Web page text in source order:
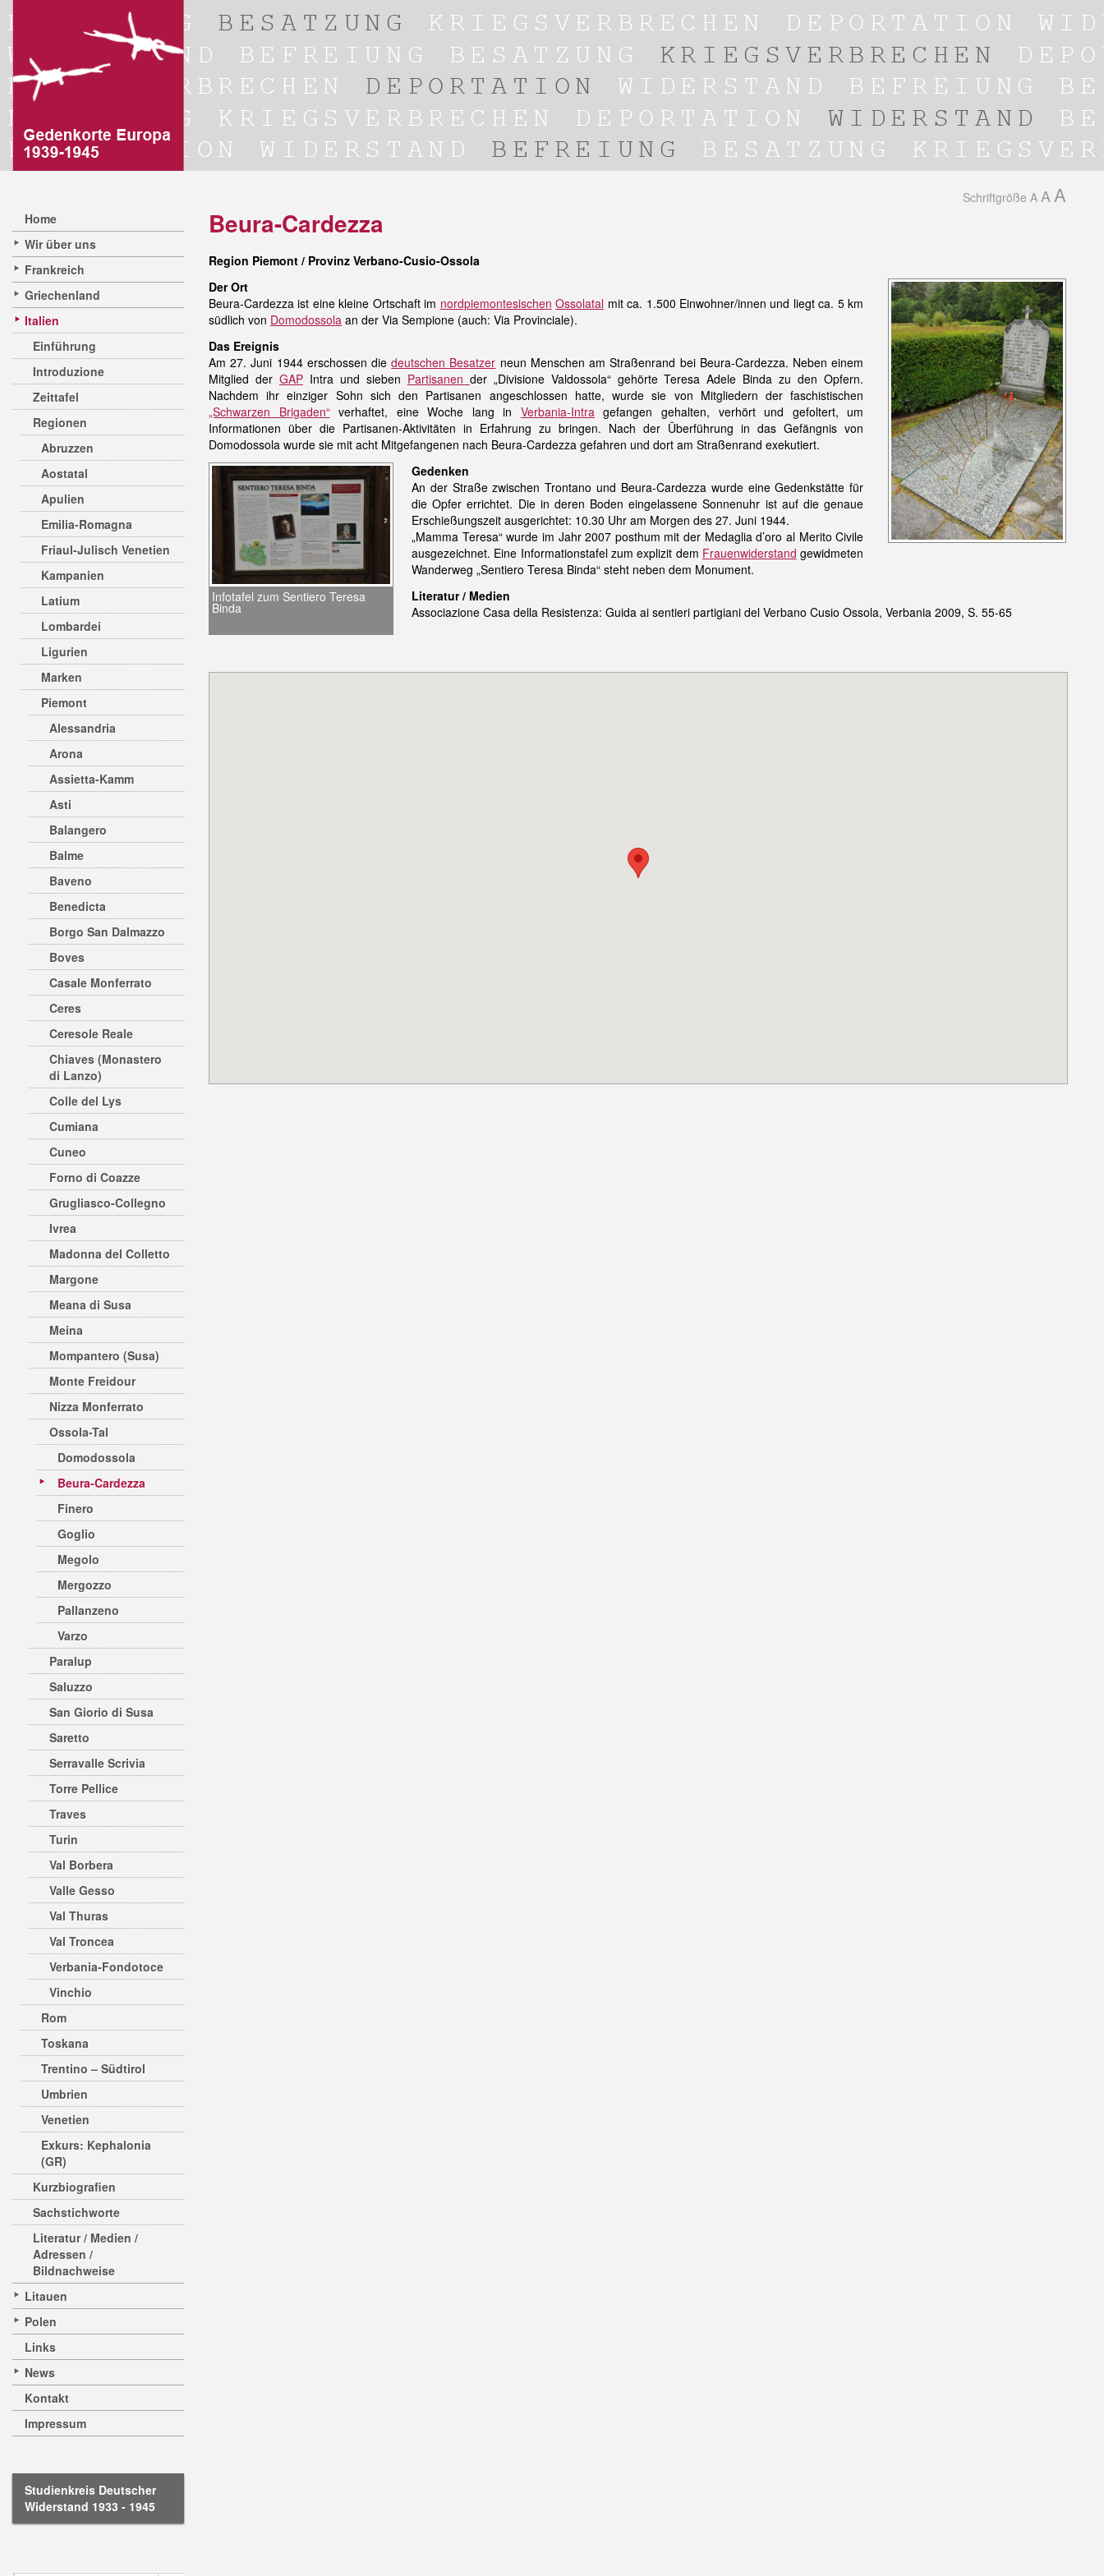
Home
Wir über uns
Frankreich
Griechenland
Italien
Einführung
Introduzione
Zeittafel
Regionen
Abruzzen
Aostatal
Apulien
Emilia-Romagna
Friaul-Julisch Venetien
Kampanien
Latium
Lombardei
Ligurien
Marken
Piemont
Alessandria
Arona
Assietta-Kamm
Asti
Balangero
Balme
Baveno
Benedicta
Borgo San Dalmazzo
Boves
Casale Monferrato
Ceres
Ceresole Reale
Chiaves (Monastero
di Lanzo)
Colle del Lys
Cumiana
Cuneo
Forno di Coazze
Grugliasco-Collegno
Ivrea
Madonna del Colletto
Margone
Meana di Susa
Meina
Mompantero (Susa)
Monte Freidour
Nizza Monferrato
Ossola-Tal
Domodossola
Beura-Cardezza
Finero
Goglio
Megolo
Mergozzo
Pallanzeno
Varzo
Paralup
Saluzzo
San Giorio di Susa
Saretto
Serravalle Scrivia
Torre Pellice
Traves
Turin
Val Borbera
Valle Gesso
Val Thuras
Val Troncea
Verbania-Fondotoce
Vinchio
Rom
Toskana
Trentino – Südtirol
Umbrien
Venetien
Exkurs: Kephalonia
(GR)
Kurzbiografien
Sachstichworte
Literatur / Medien /
Adressen /
Bildnachweise
Litauen
Polen
Links
News
Kontakt
Impressum
Studienkreis Deutscher
Widerstand 1933 - 1945
Schriftgröße A A A
Beura-Cardezza
Region Piemont / Provinz Verbano-Cusio-Ossola
Der Ort
Beura-Cardezza ist eine kleine Ortschaft im nordpiemontesischen Ossolatal mit ca. 1.500 Einwohner/innen und liegt ca. 5 km
südlich von Domodossola an der Via Sempione (auch: Via Provinciale).
Das Ereignis
Am 27. Juni 1944 erschossen diedeutschen Besatzer neun Menschen am Straßenrand bei Beura-Cardezza. Neben einem
Mitglied der GAPIntra und sieben Partisanen der „Divisione Valdossola“ gehörte Teresa Adele Binda zu den Opfern.
Nachdem ihr einziger Sohn sich den Partisanen angeschlossen hatte, wurde sie von Mitgliedern der faschistischen
„Schwarzen Brigaden“verhaftet, eine Woche lang in Verbania-Intragefangen gehalten, verhört und gefoltert, um
Informationen über die Partisanen-Aktivitäten in Erfahrung zu bringen. Nach der Überführung in das Gefängnis von
Domodossola wurde sie mit acht Mitgefangenen nach Beura-Cardezza gefahren und dort am Straßenrand exekutiert.
Infotafel zum Sentiero Teresa
Binda
Gedenken
An der Straße zwischen Trontano und Beura-Cardezza wurde eine Gedenkstätte für
die Opfer errichtet. Die in deren Boden eingelassene Sonnenuhr ist auf die genaue
Erschießungszeit ausgerichtet: 10.30 Uhr am Morgen des 27. Juni 1944.
„Mamma Teresa“ wurde im Jahr 2007 posthum mit der Medaglia d’oro al Merito Civile
ausgezeichnet. Eine Informationstafel zum explizit dem Frauenwiderstand gewidmeten
Wanderweg „Sentiero Teresa Binda“ steht neben dem Monument.
Literatur / Medien
Associazione Casa della Resistenza: Guida ai sentieri partigiani del Verbano Cusio Ossola, Verbania 2009, S. 55-65